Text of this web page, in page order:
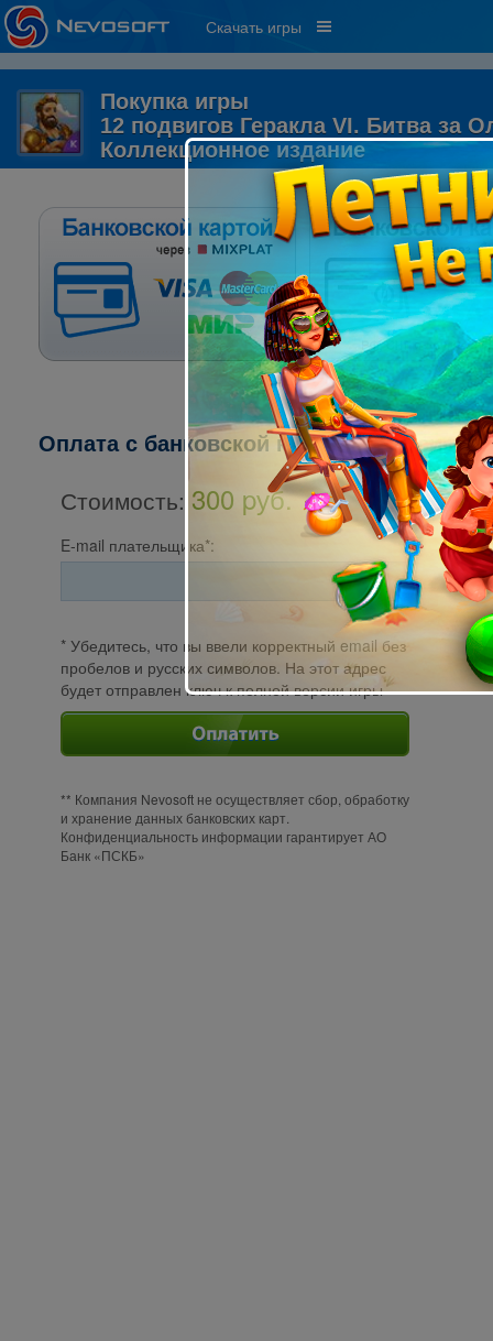
Скачать игры
Покупка игры
12 подвигов Геракла VI. Битва за
Коллекционное издание
Оплата с банковской карты через
Стоимость: 300 pуб.
E-mail плательщика*:
* Убедитесь, что вы ввели корректный email без
пробелов и русских символов. На этот адрес
будет отправлен ключ к полной версии игры
** Компания Nevosoft не осуществляет сбор, обработку
и хранение данных банковских карт.
Конфиденциальность информации гарантирует АО
Банк «ПСКБ»